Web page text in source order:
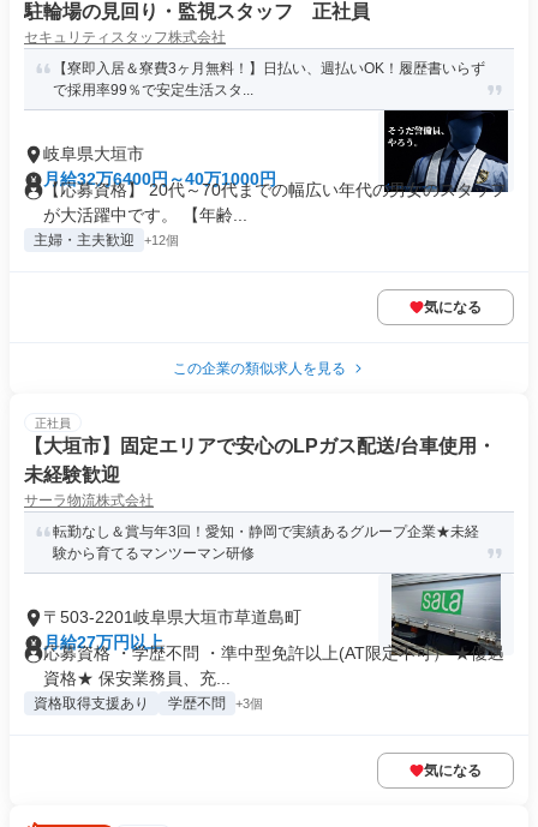
駐輪場の見回り・監視スタッフ 正社員
セキュリティスタッフ株式会社
【寮即入居＆寮費3ヶ月無料！】日払い、週払いOK！履歴書いらず
で採用率99％で安定生活スタ...
岐阜県大垣市
月給32万6400円～40万1000円
【応募資格】 20代～70代までの幅広い年代の男女のスタッフ
が大活躍中です。 【年齢...
主婦・主夫歓迎 +12個
気になる
この企業の類似求人を見る
正社員
【大垣市】固定エリアで安心のLPガス配送/台車使用・
未経験歓迎
サーラ物流株式会社
転勤なし＆賞与年3回！愛知・静岡で実績あるグループ企業★未経
験から育てるマンツーマン研修
〒503-2201岐阜県大垣市草道島町
月給27万円以上
応募資格 ・学歴不問 ・準中型免許以上(AT限定不可） ★優遇
資格★ 保安業務員、充...
資格取得支援あり 学歴不問 +3個
気になる